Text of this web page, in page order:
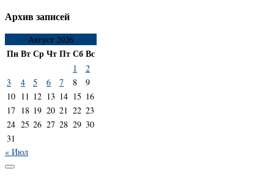
Архив записей
Август 2026
ПнВтСрЧтПтСбВс
1
2
3
4 5 6 7 8
9
10 11 12 13 14 15 16
17 18 19 20 21 22 23
24 25 26 27 28 29 30
31
« Июл